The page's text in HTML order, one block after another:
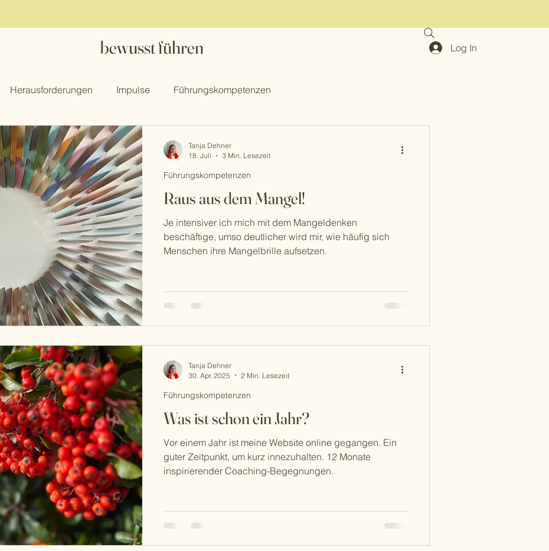
bewusst führen Log In
Herausforderungen Impulse Führungskompetenzen
Raus aus dem Mangel!
Je intensiver ich mich mit dem Mangeldenken
beschäftige, umso deutlicher wird mir, wie häufig sich
Menschen ihre Mangelbrille aufsetzen.
Führungskompetenzen
Tanja Dehner
18. Juli
3 Min. Lesezeit
Was ist schon ein Jahr?
Vor einem Jahr ist meine Website online gegangen. Ein
guter Zeitpunkt, um kurz innezuhalten. 12 Monate
inspirierender Coaching-Begegnungen.
Führungskompetenzen
Tanja Dehner
30. Apr. 2025
2 Min. Lesezeit